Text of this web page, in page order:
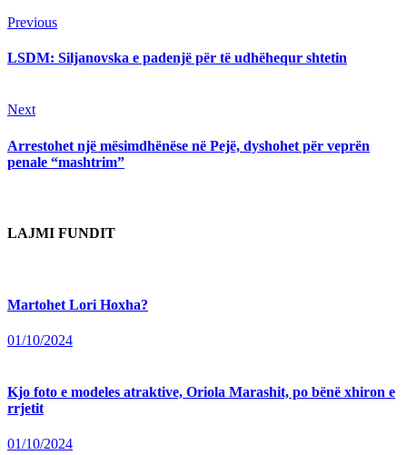
Continue
Reading
PreviousPrevious
LSDM: Siljanovska e padenjë për të udhëhequr shtetin
NextNext
Arrestohet një mësimdhënëse në Pejë, dyshohet për veprën
penale “mashtrim”
LAJMI FUNDIT
Martohet Lori Hoxha?
01/10/2024
Kjo foto e modeles atraktive, Oriola Marashit, po bënë xhiron e
rrjetit
01/10/2024